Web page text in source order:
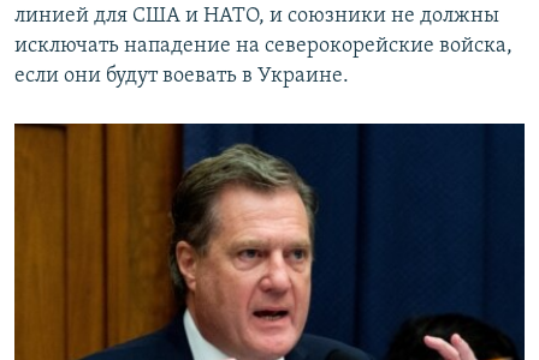
линией для США и НАТО, и союзники не должны
исключать нападение на северокорейские войска,
если они будут воевать в Украине.